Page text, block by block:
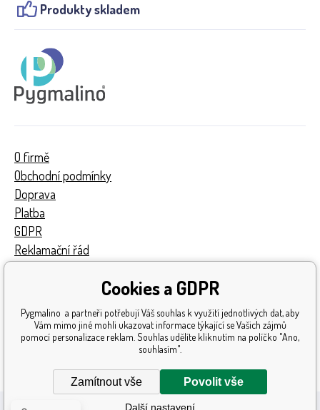
Produkty skladem
O firmě
Obchodní podmínky
Doprava
Platba
GDPR
Reklamační řád
Získaná ocenění
Katalog hraček
Mapa stránek
Cookies a GDPR
Pygmalino a partneři potřebují Váš souhlas k využití jednotlivých dat, aby
Vám mimo jiné mohli ukazovat informace týkající se Vašich zájmů
pomocí personalizace reklam. Souhlas udělíte kliknutím na políčko "Ano,
souhlasím".
Zamítnout vše Povolit vše
Další nastavení